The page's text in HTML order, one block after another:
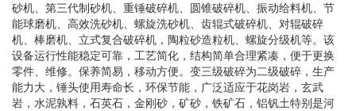
砂机、第三代制砂机、重锤破碎机、圆锥破碎机、振动给料机、节
能球磨机、高效洗砂机、螺旋洗砂机、齿辊式破碎机、对辊破碎
机、棒磨机、立式复合破碎机，陶粒砂造粒机、螺旋分级机等。该
设备运行性能稳定可靠，工艺简化，结构简单合理紧凑，便于更换
零件、维修。保养简易，移动方便。变三级破碎为二级破碎，生产
能力大，锤头使用寿命长，环保节能，广泛适应于花岗岩，玄武
岩，水泥孰料，石英石，金刚砂，矿砂，铁矿石，铝钒土特别是河